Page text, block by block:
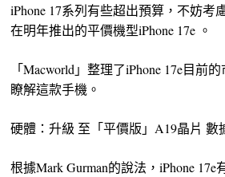
iPhone 17系列有些超出預算，不妨考
在明年推出的平價機型iPhone 17e 。
「Macworld」整理了iPhone 17e目前
瞭解這款手機。
硬體：升級 至「平價版」A19晶片 數
根據Mark Gurman的說法，iPhone